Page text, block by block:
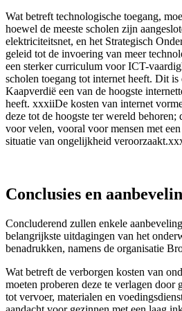
Wat betreft technologische toegang,
hoewel de meeste scholen zijn
elektriciteitsnet, en het Strategisch
geleid tot de invoering van meer
een sterker curriculum voor ICT-
scholen toegang tot internet heeft. Dit
Kaapverdië een van de hoogste
heeft. xxxiiDe kosten van internet
deze tot de hoogste ter wereld behoren;
voor velen, vooral voor mensen met
situatie van ongelijkheid
Conclusies en
Concluderend zullen enkele
belangrijkste uitdagingen van het
benadrukken, namens de organisatie
Wat betreft de verborgen kosten van
moeten proberen deze te verlagen door
tot vervoer, materialen en